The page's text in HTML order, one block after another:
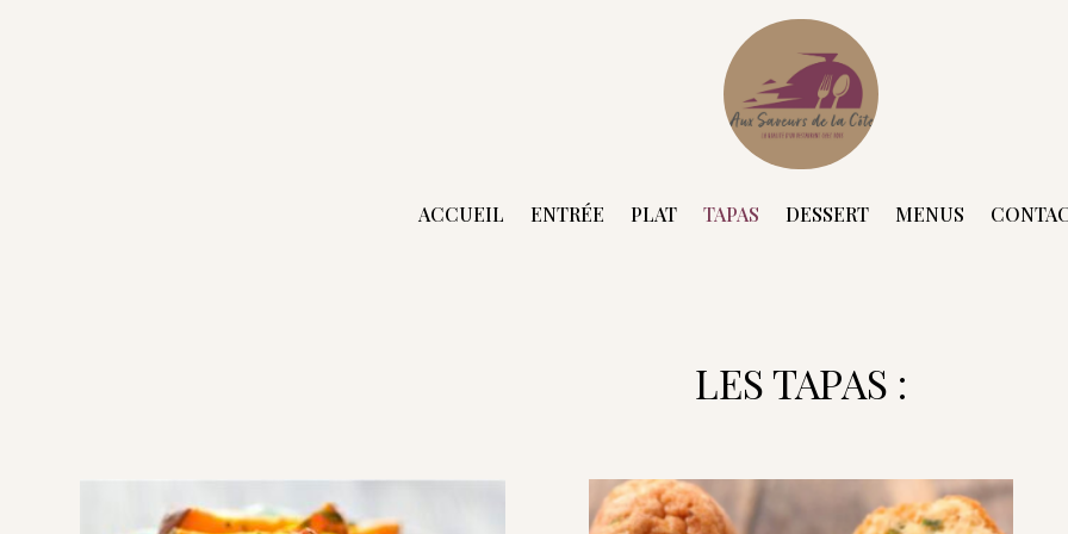
ACCUEIL ENTRÉE PLAT TAPAS DESSERT MENUS
LES TAPAS :